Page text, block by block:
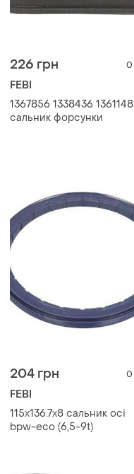
226 грн 0
FEBI
1367856 1338436 1361148
сальник форсунки
204 грн 0
FEBI
115x136.7x8 сальник осі
bpw-eco (6,5-9t)